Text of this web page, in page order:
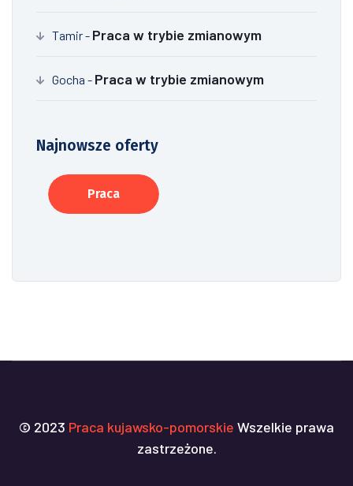
Tamir- Praca w trybie zmianowym
Gocha - Praca w trybie zmianowym
Najnowsze oferty
Praca
© 2023 Praca kujawsko-pomorskie Wszelkie prawa
zastrzeżone.